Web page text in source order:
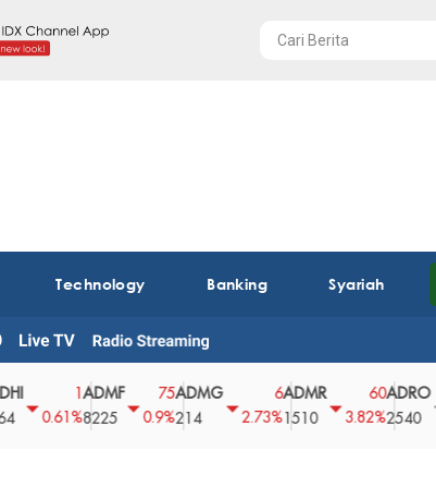
Technology Banking Syariah
0.61%
ADMF
8225
75
0.9%
ADMG
214
2.73%
ADMR
1510
3.82%
ADRO
2540
0
0%